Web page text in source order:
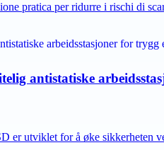
pratica per ridurre i rischi di
antistatiske
er utviklet for å øke